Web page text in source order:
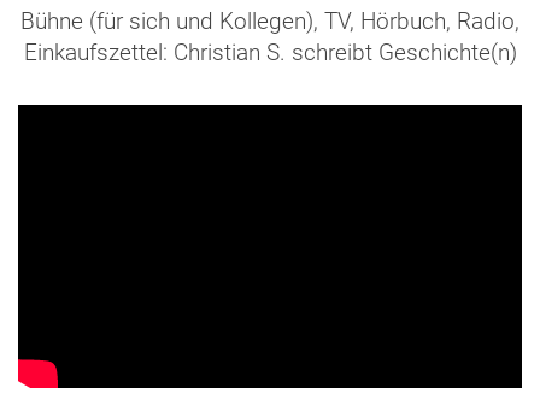
Bühne (für sich und Kollegen), TV, Hörbuch, Radio,
Einkaufszettel: Christian S. schreibt Geschichte(n)